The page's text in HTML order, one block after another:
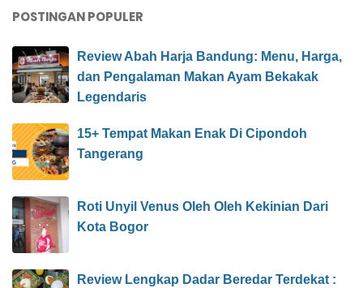
POSTINGAN POPULER
Review Abah Harja Bandung: Menu, Harga,
dan Pengalaman Makan Ayam Bekakak
Legendaris
15+ Tempat Makan Enak Di Cipondoh
Tangerang
Roti Unyil Venus Oleh Oleh Kekinian Dari
Kota Bogor
Review Lengkap Dadar Beredar Terdekat :